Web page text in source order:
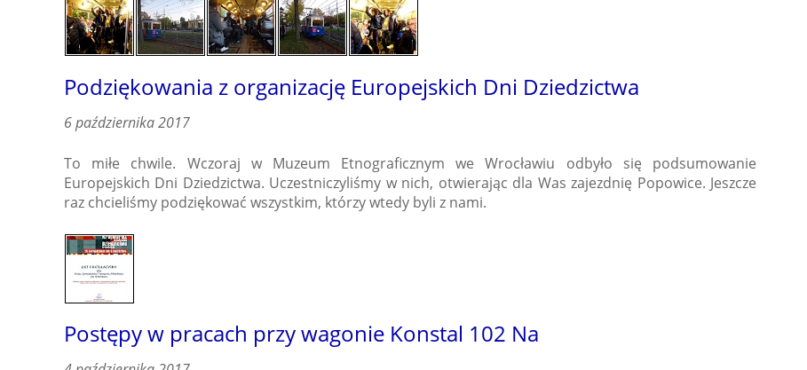
Podziękowania z organizację Europejskich Dni Dziedzictwa
6 października 2017
To miłe chwile. Wczoraj w Muzeum Etnograficznym we Wrocławiu odbyło się podsumowanie
Europejskich Dni Dziedzictwa. Uczestniczyliśmy w nich, otwierając dla Was zajezdnię Popowice. Jeszcze
raz chcieliśmy podziękować wszystkim, którzy wtedy byli z nami.
Postępy w pracach przy wagonie Konstal 102 Na